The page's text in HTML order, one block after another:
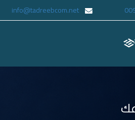
info@tadreebcom.net